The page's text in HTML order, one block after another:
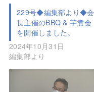
229号◆編集部より◆会
長主催のBBQ & 芋煮会
を開催しました。
2024年10月31日
編集部より